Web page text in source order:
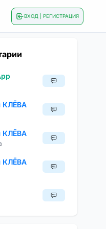
ВХОД | РЕГИСТРАЦИЯ
КЛЁВА
КЛЁВА
КЛЁВА